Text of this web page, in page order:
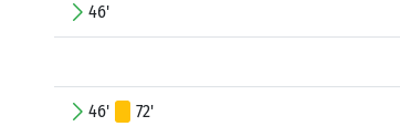
46'
46' 72'